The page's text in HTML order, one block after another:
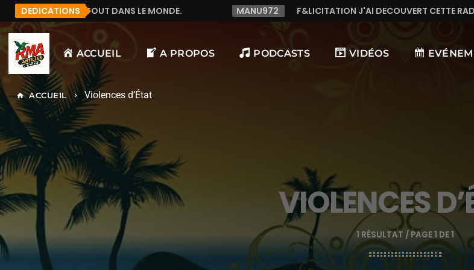
DEDICATIONS
LE MONDE. MANU972 F&LICITATION J'AI DECOUVERT CETTE RADIO C LE TOP,TRES TREES
ACCUEIL A PROPOS PODCASTS VIDÉOS
home ACCUEIL keyboard_arrow_right Violences d’État
VIOLENCES
1 RÉSULTAT / PAGE 1 DE 1